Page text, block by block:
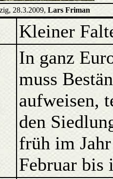
28.3.2009, Lars Friman
Kleiner
In ganz
muss
aufweisen,
den
früh im
Februar bis